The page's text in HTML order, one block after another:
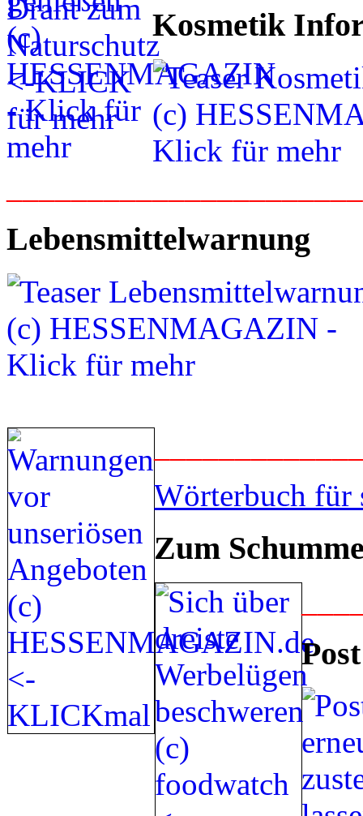
Kosmetik
Lebensmittelwarnung
Wörterbuch
Zum